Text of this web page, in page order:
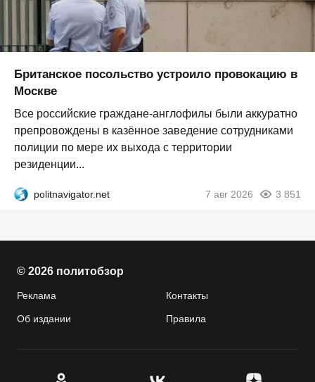
Британское посольство устроило провокацию в
Москве
Все российские граждане-англофилы были аккуратно
препровождены в казённое заведение сотрудниками
полиции по мере их выхода с территории
резиденции...
politnavigator.net 7 авг 2026 3 851
© 2026 политобзор
Реклама Контакты
Об издании Правила